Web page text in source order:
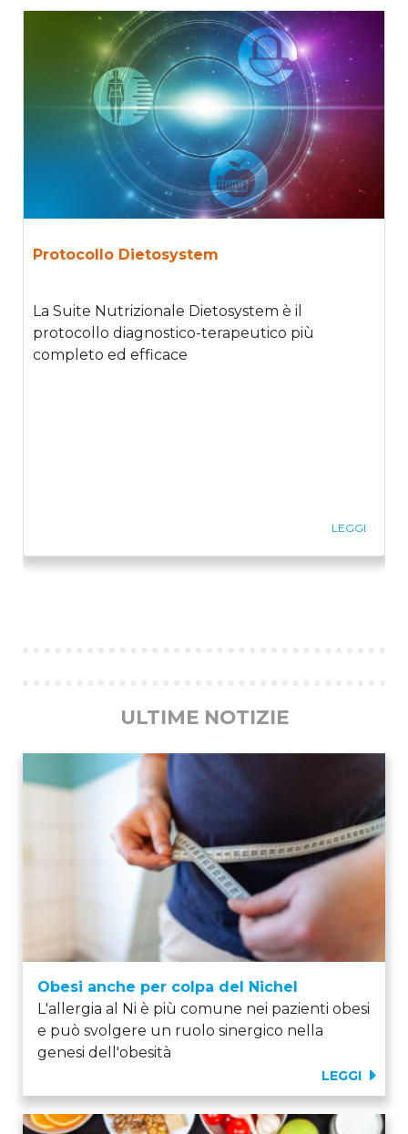
Protocollo Dietosystem
La Suite Nutrizionale Dietosystem è il
protocollo diagnostico-terapeutico più
completo ed efficace
LEGGI
ULTIME NOTIZIE
Obesi anche per colpa del Nichel
L'allergia al Ni è più comune nei pazienti obesi
e può svolgere un ruolo sinergico nella
genesi dell'obesità
LEGGI